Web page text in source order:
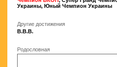
Украины, Юный Чемпион Украины
Другие достижения
В.В.В.
Родословная